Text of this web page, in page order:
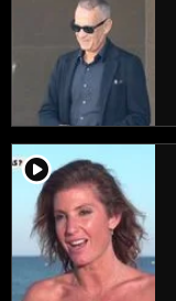
player2